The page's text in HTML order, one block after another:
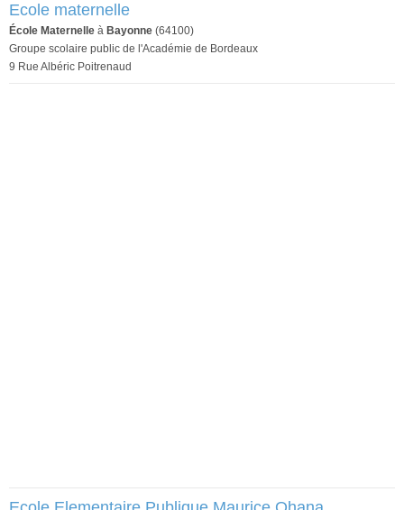
Ecole maternelle
École Maternelle à Bayonne (64100)
Groupe scolaire public de l'Académie de Bordeaux
9 Rue Albéric Poitrenaud